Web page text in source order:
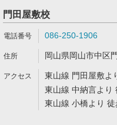
門田屋敷校
086-250-1906
岡山県岡山市中区
東山線 門田屋敷よ
東山線 中納言より
東山線 小橋より